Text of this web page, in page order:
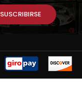
SUSCRIBIRSE